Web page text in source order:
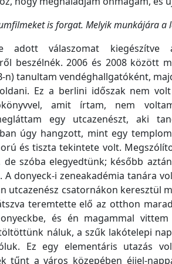
is forgat. Melyik munkájára a
adott válaszomat
beszélnék. 2006 és 2008 között
n) tanultam vendéghallgatóként,
Ez a berlini időszak nem
amit írtam, nem
egy utcazenészt, aki
úgy hangzott, mint egy
és tiszta tekintete volt.
szóba elegyedtünk; később
A donyeck-i zeneakadémia tanára
utcazenész csatornákon keresztül
teremtette elő az otthon
és én magammal
náluk, a szűk lakótelepi
Ez egy elementáris utazás
tűnt a város közepében éjjel-